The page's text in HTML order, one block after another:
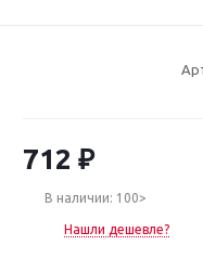
712 ₽
В наличии: 100>
Нашли дешевле?